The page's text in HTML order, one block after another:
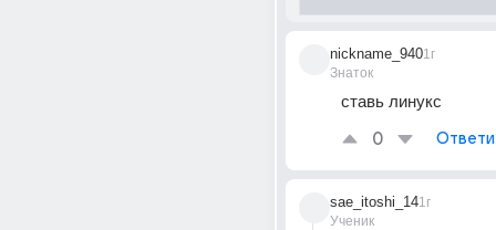
nickname_940
Знаток
1г
ставь линукс
0
sae_itoshi_14
Ученик
1г